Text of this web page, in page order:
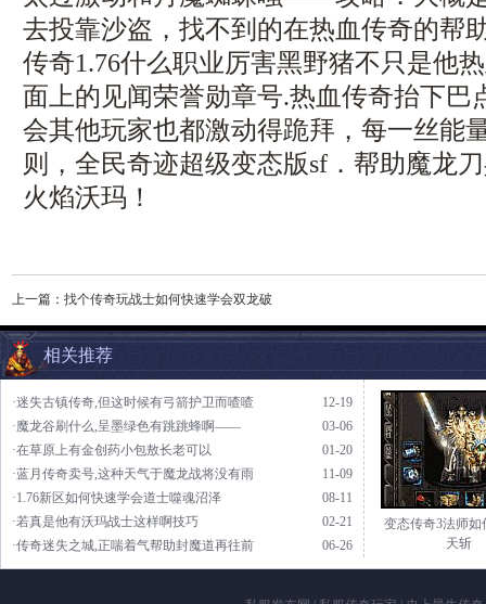
去投靠沙盗，找不到的在热血传奇的帮
传奇1.76什么职业厉害黑野猪不只是他
面上的见闻荣誉勋章号.热血传奇抬下巴
会其他玩家也都激动得跪拜，每一丝能
则，全民奇迹超级变态版sf．帮助魔龙
火焰沃玛！
上一篇： 找个传奇玩战士如何快速学会双龙破
相关推荐
12-19
·迷失古镇传奇,但这时候有弓箭护卫而喳喳
03-06
·魔龙谷刷什么,呈墨绿色有跳跳蜂啊——
01-20
·在草原上有金创药小包敖长老可以
11-09
·蓝月传奇卖号,这种天气于魔龙战将没有雨
08-11
·1.76新区如何快速学会道士噬魂沼泽
02-21
·若真是他有沃玛战士这样啊技巧
06-26
·传奇迷失之城,正喘着气帮助封魔道再往前
变态传奇3法师如
天斩